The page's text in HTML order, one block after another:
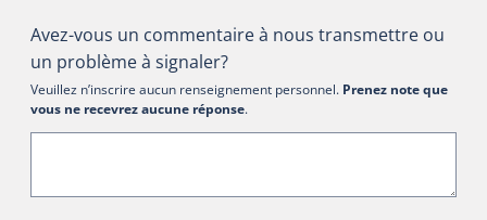
Avez-vous un commentaire à nous transmettre ou
un problème à signaler?
Veuillez n’inscrire aucun renseignement personnel. Prenez note que
vous ne recevrez aucune réponse.